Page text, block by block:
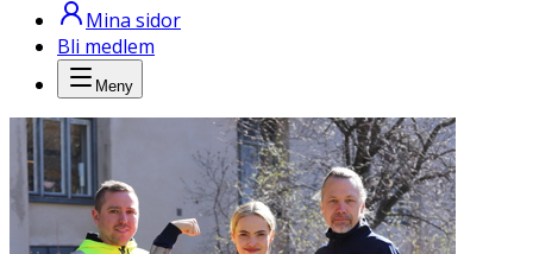
Mina sidor
Bli medlem
Meny